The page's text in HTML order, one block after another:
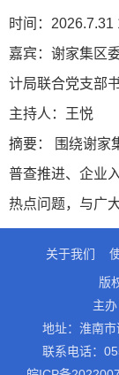
时间： 2026.7.31
嘉宾： 谢家集区
计局联合党支部
主持人： 王悦
摘要：
围绕谢家
普查推进、企业
热点问题，与广
关于我们
版
主
地址：淮南
联系电话：